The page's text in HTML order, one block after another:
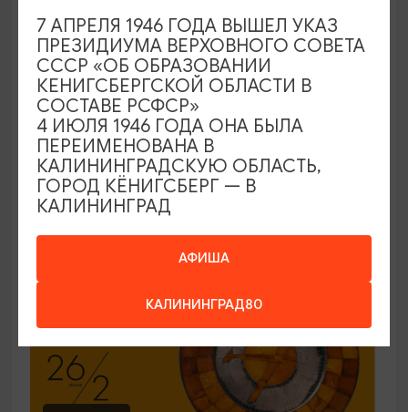
ЭКСКУРСИИ УЧРЕЖДЕНИЙ КУЛЬТУРЫ
Код города. История в символах
25.06.2026 - 30.09.2026, ПН-ПТ в 12:00
Калининград, Музей янтаря
ОТ 150₽ ПУШКИНСКАЯ КАРТА
АФИША
КАЛИНИНГРАД80
7 АПРЕЛЯ 1946 ГОДА ВЫШЕЛ УКАЗ
ПРЕЗИДИУМА ВЕРХОВНОГО СОВЕТА
СССР «ОБ ОБРАЗОВАНИИ
КЕНИГСБЕРГСКОЙ ОБЛАСТИ В
СОСТАВЕ РСФСР»
4 ИЮЛЯ 1946 ГОДА ОНА БЫЛА
ПЕРЕИМЕНОВАНА В
КАЛИНИНГРАДСКУЮ ОБЛАСТЬ,
ГОРОД КЁНИГСБЕРГ — В
КАЛИНИНГРАД